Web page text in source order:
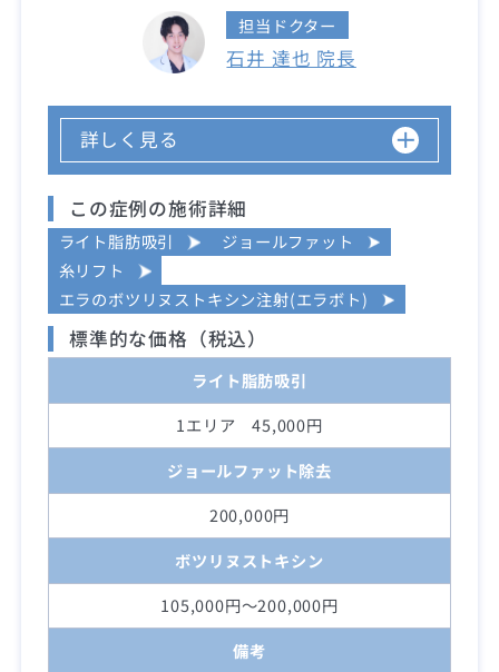
担当ドクター
石井 達也 院長
詳しく見る
この症例の施術詳細
ライト脂肪吸引
ジョールファット
糸リフト
エラのボツリヌストキシン注射(エラボト)
標準的な価格（税込）
ライト脂肪吸引
1エリア 45,000円
ジョールファット除去
200,000円
ボツリヌストキシン
105,000円～200,000円
備考